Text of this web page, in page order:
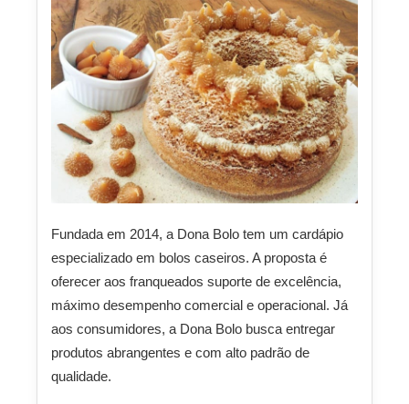
Fundada em 2014, a Dona Bolo tem um cardápio
especializado em bolos caseiros. A proposta é
oferecer aos franqueados suporte de excelência,
máximo desempenho comercial e operacional. Já
aos consumidores, a Dona Bolo busca entregar
produtos abrangentes e com alto padrão de
qualidade.